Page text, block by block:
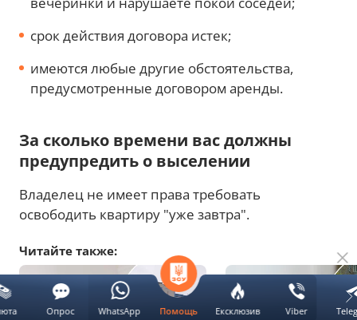
срок действия договора истек;
имеются любые другие обстоятельства,
предусмотренные договором аренды.
За сколько времени вас должны
предупредить о выселении
Владелец не имеет права требовать
освободить квартиру "уже завтра".
Читайте также:
Помощь Ексклюзив Viber
Опрос WhatsApp